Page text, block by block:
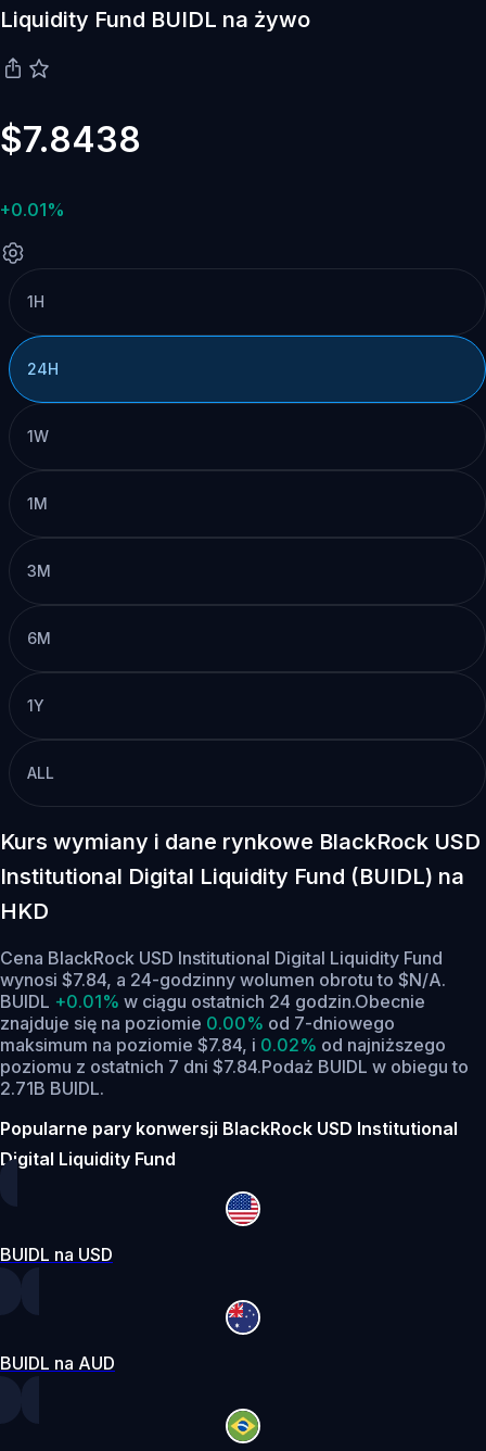
Liquidity Fund BUIDL na żywo
$7.8438
+0.01%
1H
24H
1W
1M
3M
6M
1Y
ALL
Kurs wymiany i dane rynkowe BlackRock USD
Institutional Digital Liquidity Fund (BUIDL) na
HKD
Cena BlackRock USD Institutional Digital Liquidity Fund
wynosi $7.84, a 24-godzinny wolumen obrotu to $N/A.
BUIDL +0.01% w ciągu ostatnich 24 godzin.Obecnie
znajduje się na poziomie 0.00% od 7-dniowego
maksimum na poziomie $7.84, i 0.02% od najniższego
poziomu z ostatnich 7 dni $7.84.Podaż BUIDL w obiegu to
2.71B BUIDL.
Popularne pary konwersji BlackRock USD Institutional
Digital Liquidity Fund
BUIDL na USD
BUIDL na AUD